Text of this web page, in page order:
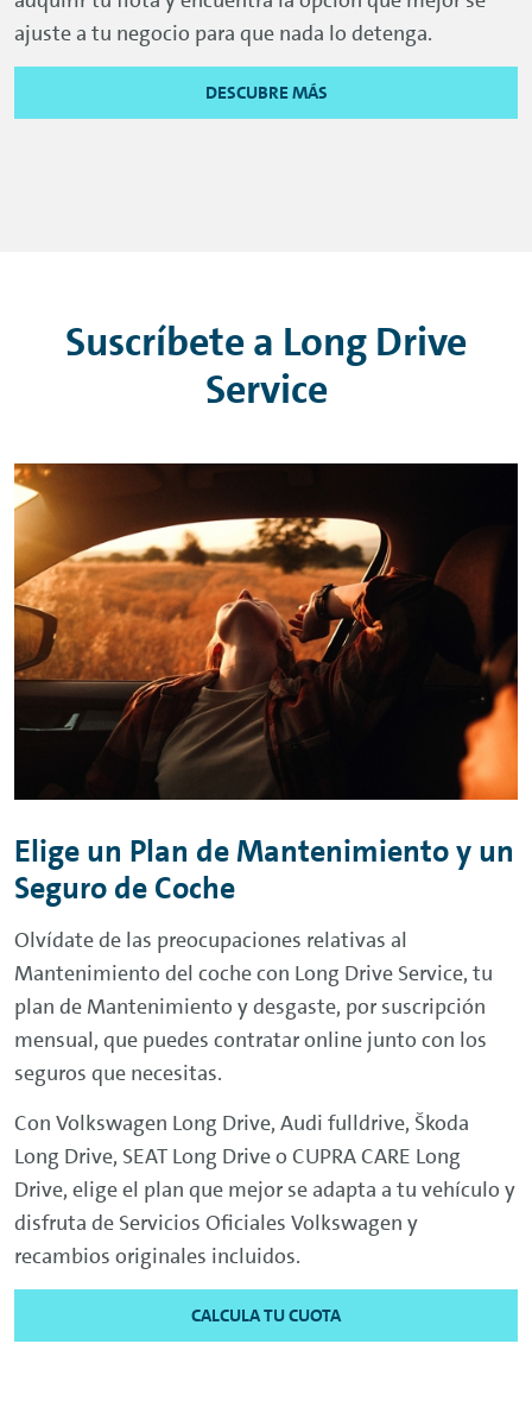
ajuste a tu negocio para que nada lo detenga.
DESCUBRE MÁS
Suscríbete a Long Drive
Service
Elige un Plan de Mantenimiento y un
Seguro de Coche
Olvídate de las preocupaciones relativas al
Mantenimiento del coche con Long Drive Service, tu
plan de Mantenimiento y desgaste, por suscripción
mensual, que puedes contrataronline junto con los
seguros que necesitas.
Con Volkswagen Long Drive, Audi fulldrive, Škoda
Long Drive, SEAT Long Driveo CUPRA CARE Long
Drive, elige el plan que mejor se adapta a tu vehículo y
disfruta de Servicios Oficiales Volkswagen y
recambios originales incluidos.
CALCULA TU CUOTA